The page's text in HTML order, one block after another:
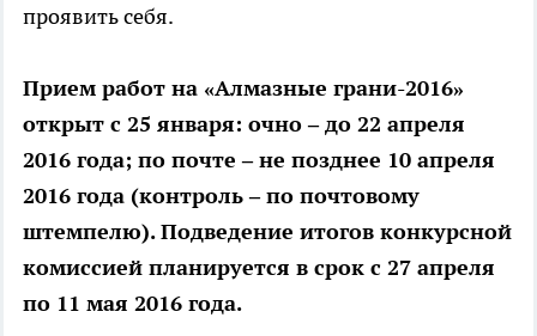
проявить себя.
Прием работ на «Алмазные грани-2016»
открыт с 25 января: очно – до 22 апреля
2016 года; по почте – не позднее 10 апреля
2016 года (контроль – по почтовому
штемпелю). Подведение итогов конкурсной
комиссией планируется в срок с 27 апреля
по 11 мая 2016 года.